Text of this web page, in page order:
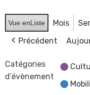
Vue enListe Mois
Précédent
Catégories
d’évènement